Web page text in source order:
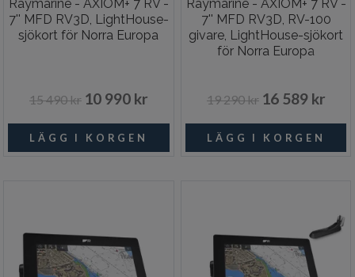
Raymarine - AXIOM+ 7 RV -
7'' MFD RV3D, LightHouse-
sjökort för Norra Europa
15 490 kr 10 990 kr
Raymarine - AXIOM+ 7 RV -
7'' MFD RV3D, RV-100
givare, LightHouse-sjökort
för Norra Europa
19 290 kr 16 589 kr